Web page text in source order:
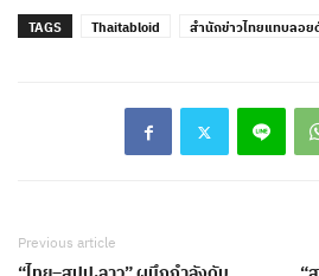
TAGS Thaitabloid สำนักข่าวไทยแทบลอย
Previous article